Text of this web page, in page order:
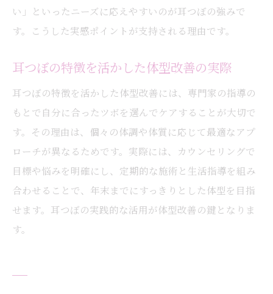
い」といったニーズに応えやすいのが耳つぼの強みで
す。こうした実感ポイントが支持される理由です。
耳つぼの特徴を活かした体型改善の実際
耳つぼの特徴を活かした体型改善には、専門家の指導の
もとで自分に合ったツボを選んでケアすることが大切で
す。その理由は、個々の体調や体質に応じて最適なアプ
ローチが異なるためです。実際には、カウンセリングで
目標や悩みを明確にし、定期的な施術と生活指導を組み
合わせることで、年末までにすっきりとした体型を目指
せます。耳つぼの実践的な活用が体型改善の鍵となりま
す。